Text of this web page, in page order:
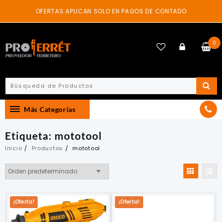
content
OFERTAS APLICAN SOLO EN PAGOS DE CONTADO
0
Más Categorías
Etiqueta: mototool
Inicio Productos mototool
¡Oferta! ¡Oferta!